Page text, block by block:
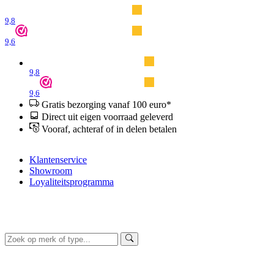
9,8
9,6
9,8
9,6
Gratis bezorging vanaf 100 euro*
Direct uit eigen voorraad geleverd
Vooraf, achteraf of in delen betalen
Klantenservice
Showroom
Loyaliteitsprogramma